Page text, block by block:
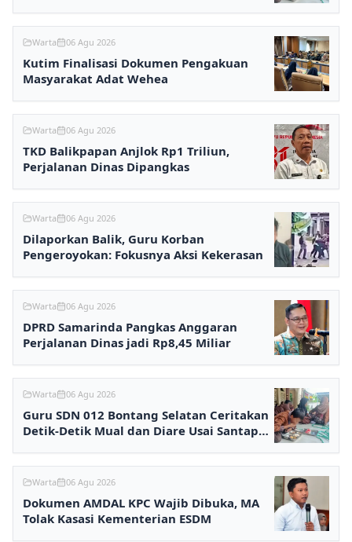
Warta 06 Agu 2026
Kutim Finalisasi Dokumen Pengakuan
Masyarakat Adat Wehea
Warta 06 Agu 2026
TKD Balikpapan Anjlok Rp1 Triliun,
Perjalanan Dinas Dipangkas
Warta 06 Agu 2026
Dilaporkan Balik, Guru Korban
Pengeroyokan: Fokusnya Aksi Kekerasan
Warta 06 Agu 2026
DPRD Samarinda Pangkas Anggaran
Perjalanan Dinas jadi Rp8,45 Miliar
Warta 06 Agu 2026
Guru SDN 012 Bontang Selatan Ceritakan
Detik-Detik Mual dan Diare Usai Santap
Warta 06 Agu 2026
Dokumen AMDAL KPC Wajib Dibuka, MA
Tolak Kasasi Kementerian ESDM